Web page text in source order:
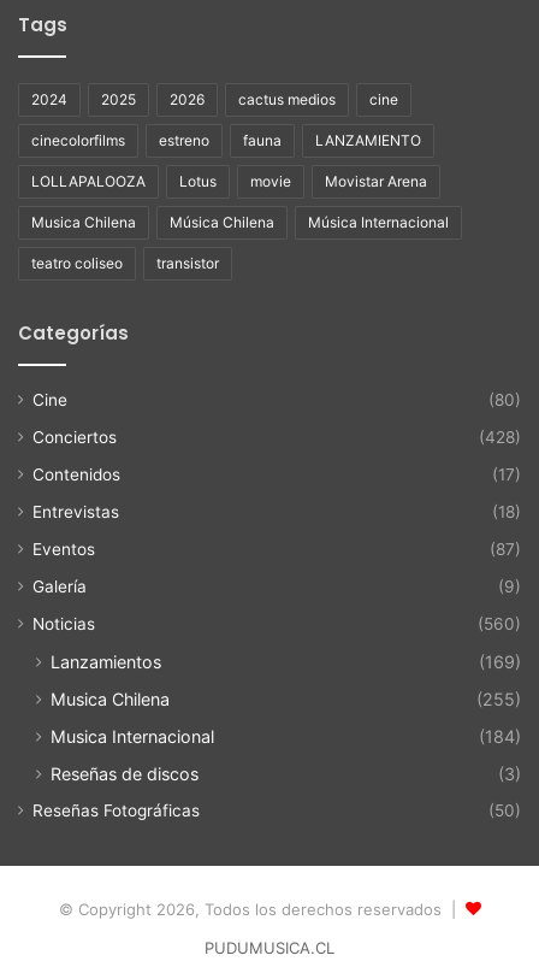
Tags
2024 2025 2026 cactus medios cine
cinecolorfilms estreno fauna LANZAMIENTO
LOLLAPALOOZA Lotus movie Movistar Arena
Musica Chilena Música Chilena Música Internacional
teatro coliseo transistor
Categorías
Cine
(80)
Conciertos
(428)
Contenidos
(17)
Entrevistas
(18)
Eventos
(87)
Galería
(9)
Noticias
(560)
Lanzamientos
(169)
Musica Chilena
(255)
Musica Internacional
(184)
Reseñas de discos
(3)
Reseñas Fotográficas (50)
© Copyright 2026, Todos los derechos reservados |
PUDUMUSICA.CL